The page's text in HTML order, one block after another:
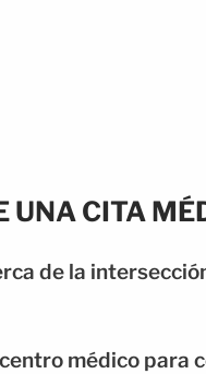
UNA CITA
de la
médico para